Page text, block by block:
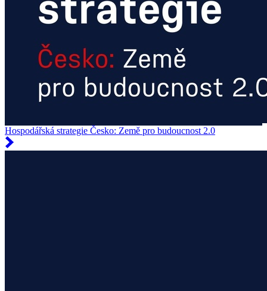
Hospodářská strategie Česko: Země pro budoucnost 2.0